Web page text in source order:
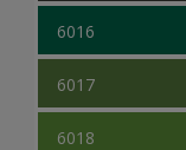
6016
6017
6018